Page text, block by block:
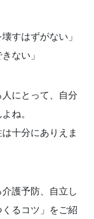
すはずがない」
ない」
にとって、自分
ね。
十分にありえま
護予防、自立し
るコツ」をご紹